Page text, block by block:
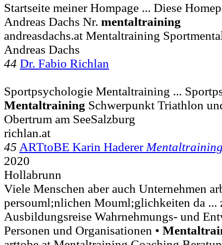
Startseite meiner Hompage ... Diese
Andreas Dachs Nr. mentaltraining
andreasdachs.at Mentaltraining
Andreas Dachs
44 Dr. Fabio Richlan
Sportpsychologie Mentaltraining ...
Mentaltraining Schwerpunkt Triathlon
Obertrum am SeeSalzburg
richlan.at
45 ARTtoBE Karin Haderer
2020
Hollabrunn
Viele Menschen aber auch Unternehmen
persouml;nlichen Mouml;glichkeiten da ...
Ausbildungsreise Wahrnehmungs- und
Personen und Organisationen •